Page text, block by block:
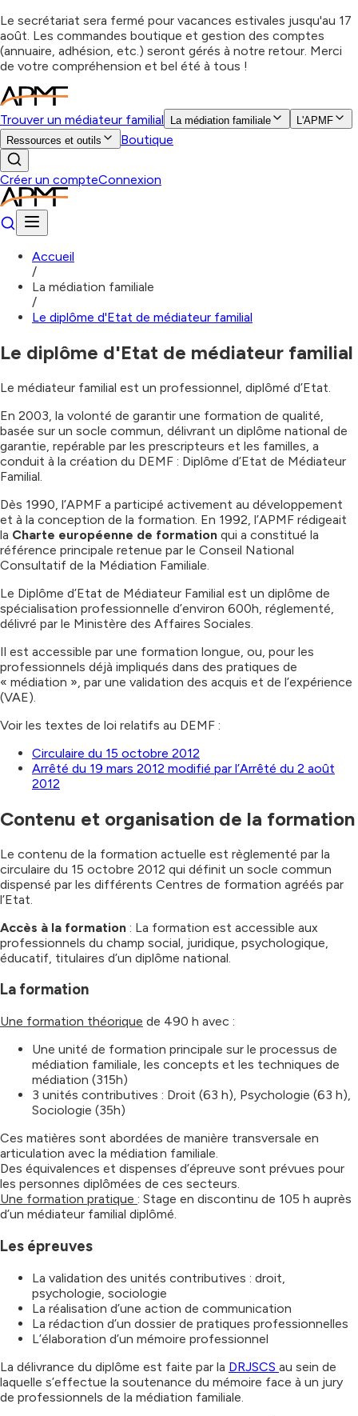
Le secrétariat sera fermé pour vacances estivales jusqu'au 17
août. Les commandes boutique et gestion des comptes
(annuaire, adhésion, etc.) seront gérés à notre retour. Merci
de votre compréhension et bel été à tous !
Trouver un médiateur familial La médiation familiale
L'APMF
Ressources et outils
Boutique
Créer un compteConnexion
Accueil
/
La médiation familiale
/
Le diplôme d'Etat de médiateur familial
Le diplôme d'Etat de médiateur familial
Le médiateur familial est un professionnel, diplômé d’Etat.
En 2003, la volonté de garantir une formation de qualité,
basée sur un socle commun, délivrant un diplôme national de
garantie, repérable par les prescripteurs et les familles, a
conduit à la création du DEMF : Diplôme d’Etat de Médiateur
Familial.
Dès 1990, l’APMF a participé activement au développement
et à la conception de la formation. En 1992, l’APMF rédigeait
la Charte européenne de formation qui a constitué la
référence principale retenue par le Conseil National
Consultatif de la Médiation Familiale.
Le Diplôme d’Etat de Médiateur Familial est un diplôme de
spécialisation professionnelle d’environ 600h, réglementé,
délivré par le Ministère des Affaires Sociales.
Il est accessible par une formation longue, ou, pour les
professionnels déjà impliqués dans des pratiques de
« médiation », par une validation des acquis et de l’expérience
(VAE).
Voir les textes de loi relatifs au DEMF :
Circulaire du 15 octobre 2012
Arrêté du 19 mars 2012 modifié par l’Arrêté du 2 août
2012
Contenu et organisation de la formation
Le contenu de la formation actuelle est règlementé par la
circulaire du 15 octobre 2012 qui définit un socle commun
dispensé par les différents Centres de formation agréés par
l’Etat.
Accès à la formation : La formation est accessible aux
professionnels du champ social, juridique, psychologique,
éducatif, titulaires d’un diplôme national.
La formation
Une formation théorique de 490 h avec :
Une unité de formation principale sur le processus de
médiation familiale, les concepts et les techniques de
médiation (315h)
3 unités contributives : Droit (63 h), Psychologie (63 h),
Sociologie (35h)
Ces matières sont abordées de manière transversale en
articulation avec la médiation familiale.
Des équivalences et dispenses d’épreuve sont prévues pour
les personnes diplômées de ces secteurs.
Une formation pratique : Stage en discontinu de 105 h auprès
d’un médiateur familial diplômé.
Les épreuves
La validation des unités contributives : droit,
psychologie, sociologie
La réalisation d’une action de communication
La rédaction d’un dossier de pratiques professionnelles
L’élaboration d’un mémoire professionnel
La délivrance du diplôme est faite par la DRJSCS au sein de
laquelle s’effectue la soutenance du mémoire face à un jury
de professionnels de la médiation familiale.